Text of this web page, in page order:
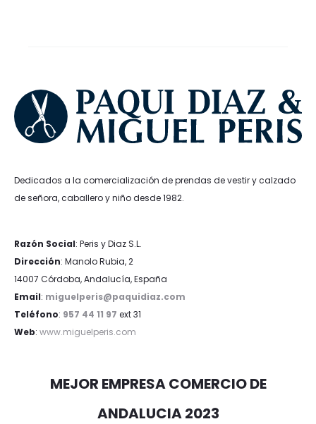
Dedicados a la comercialización de prendas de vestir y calzado
de señora, caballero y niño desde 1982.
Razón Social: Peris y Diaz S.L.
Dirección: Manolo Rubia, 2
14007 Córdoba, Andalucía, España
Email: miguelperis@paquidiaz.com
Teléfono: 957 44 11 97 ext 31
Web: www.miguelperis.com
MEJOR EMPRESA COMERCIO DE
ANDALUCIA 2023